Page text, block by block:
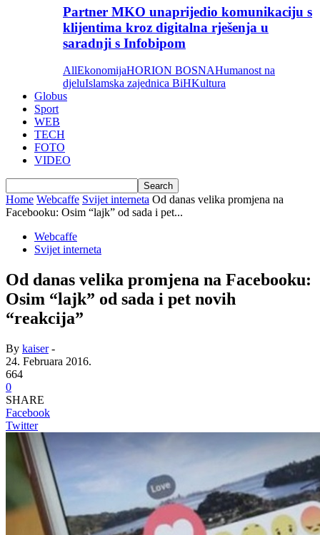
Partner MKO unaprijedio komunikaciju s
klijentima kroz digitalna rješenja u
saradnji s Infobipom
AllEkonomijaHORION BOSNAHumanost na
djeluIslamska zajednica BiHKultura
Globus
Sport
WEB
TECH
FOTO
VIDEO
Home Webcaffe Svijet interneta Od danas velika promjena na
Facebooku: Osim “lajk” od sada i pet...
Webcaffe
Svijet interneta
Od danas velika promjena na Facebooku:
Osim “lajk” od sada i pet novih
“reakcija”
By kaiser-
24. Februara 2016.
664
0
SHARE
Facebook
Twitter